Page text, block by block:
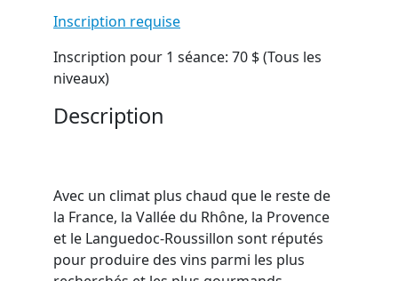
Inscription requise
Inscription pour 1 séance: 70 $ (Tous les
niveaux)
Description
Avec un climat plus chaud que le reste de
la France, la Vallée du Rhône, la Provence
et le Languedoc-Roussillon sont réputés
pour produire des vins parmi les plus